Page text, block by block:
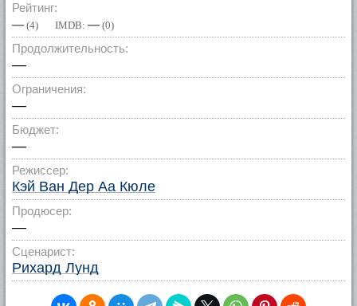
Рейтинг:
— (4) IMDB: — (0)
Продолжительность:
—
Ограничения:
—
Бюджет:
—
Режиссер:
Кэй Ван Дер Аа Кюле
Продюсер:
—
Сценарист:
Рихард Лунд